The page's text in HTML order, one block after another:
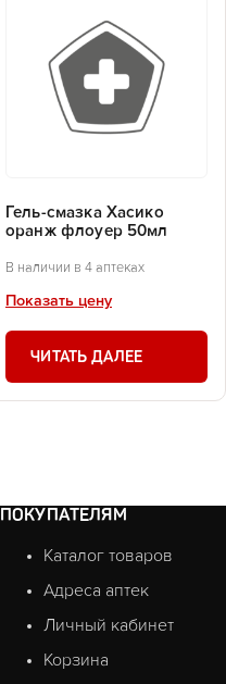
Гель-смазка Хасико
оранж флоуер 50мл
В наличии в 4 аптеках
Показать цену
ЧИТАТЬ ДАЛЕЕ
ПОКУПАТЕЛЯМ
Каталог товаров
Адреса аптек
Личный кабинет
Корзина